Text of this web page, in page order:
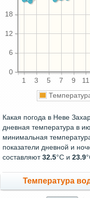
1 3 5 7 9 11
0
6
12
18
Какая погода в Неве
дневная температура в
минимальная
показатели дневной и
составляют32.5°С и 23.9
Температура